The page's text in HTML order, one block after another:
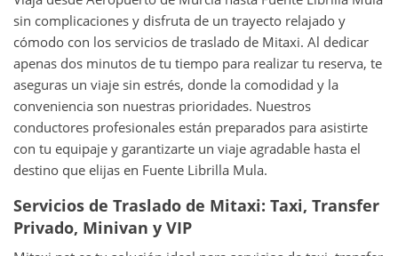
sin complicaciones y disfruta de un trayecto relajado y
cómodo con los servicios de traslado de Mitaxi. Al dedicar
apenas dos minutos de tu tiempo para realizar tu reserva, te
aseguras un viaje sin estrés, donde la comodidad y la
conveniencia son nuestras prioridades. Nuestros
conductores profesionales están preparados para asistirte
con tu equipaje y garantizarte un viaje agradable hasta el
destino que elijas en Fuente Librilla Mula.
Servicios de Traslado de Mitaxi: Taxi, Transfer
Privado, Minivan y VIP